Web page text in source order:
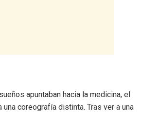
apuntaban hacia la medicina, el
coreografía distinta. Tras ver a una